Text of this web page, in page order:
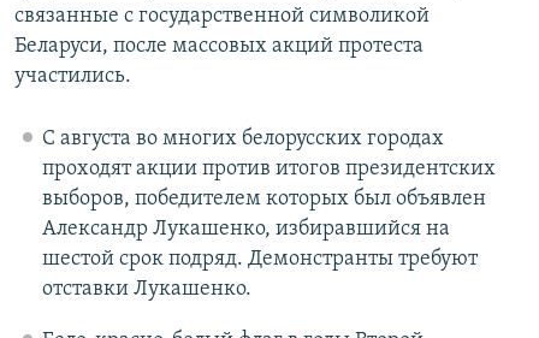
связанные с государственной символикой
Беларуси, после массовых акций протеста
участились.
С августа во многих белорусских городах
проходят акции против итогов президентских
выборов, победителем которых был объявлен
Александр Лукашенко, избиравшийся на
шестой срок подряд. Демонстранты требуют
отставки Лукашенко.